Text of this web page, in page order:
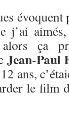
j’ai
ça
Jean-Paul
ans,
le film